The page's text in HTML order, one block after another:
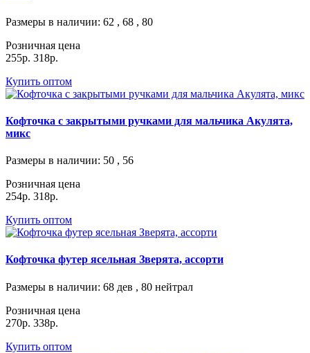
Размеры в наличии: 62 , 68 , 80
Розничная цена
255р. 318р.
Купить оптом
Кофточка с закрытыми ручками для мальчика Акулята,
микс
Размеры в наличии: 50 , 56
Розничная цена
254р. 318р.
Купить оптом
Кофточка футер ясельная Зверята, ассорти
Размеры в наличии: 68 дев , 80 нейтрал
Розничная цена
270р. 338р.
Купить оптом